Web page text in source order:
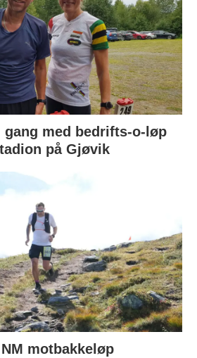
gang med bedrifts-o-løp
på Gjøvik
motbakkeløp